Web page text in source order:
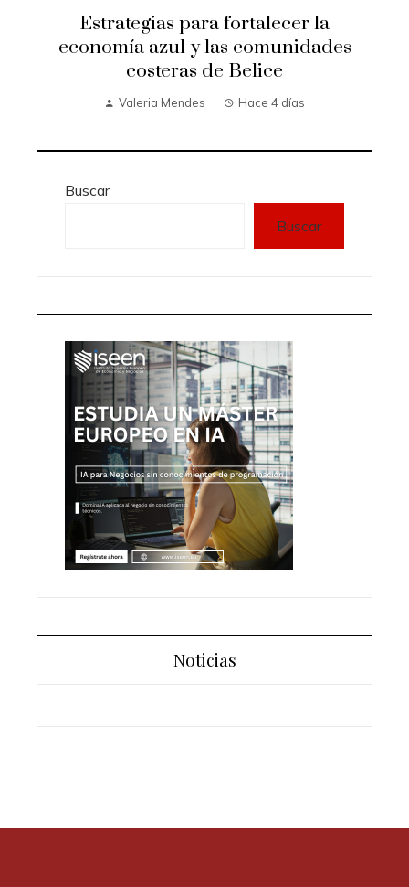
Estrategias para fortalecer la
economía azul y las comunidades
costeras de Belice
Valeria Mendes Hace 4 días
Buscar
Buscar
Noticias